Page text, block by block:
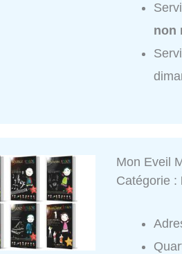
non
Mon Eveil
Catégorie :